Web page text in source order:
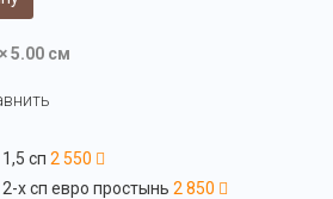
5.00 см
сп 2 550
х сп евро простынь 2 850